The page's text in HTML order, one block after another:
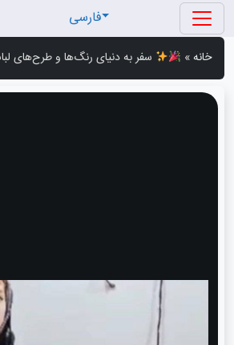
فارسی
خانه» سفر به دنیای رنگ‌ها و طرح‌های